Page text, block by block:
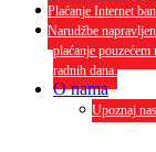
Plaćanje Internet
Narudžbe
plaćanje
radnih dana.
O nama
Upoznaj